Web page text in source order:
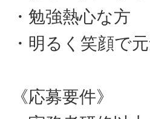
・勉強熱心な方
・明るく笑顔で
《応募要件》